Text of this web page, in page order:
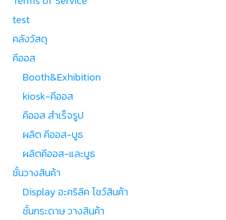
test
คลังวัสดุ
คีออส
Booth&Exhibition
kiosk-คีออส
คีออส สำเร็จรูป
ผลิต คีออส-บูธ
ผลิตคีออส-และบูธ
ชั้นวางสินค้า
Display อะคริลิค โชว์สินค้า
ชั้นกระดาษ วางสินค้า